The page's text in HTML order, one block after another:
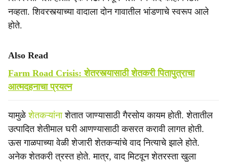
नव्हता. शिवरस्त्याच्या वादाला दोन गावातील भांडणाचे स्वरूप आले
होते.
Also Read
Farm Road Crisis: शेतरस्त्यासाठी शेतकरी पितापुत्राचा
आत्मदहनाचा प्रयत्न
यामुळेशेतकऱ्यांनाशेतात जाण्यासाठी गैरसोय कायम होती. शेतातील
उत्पादित शेतीमाल घरी आणण्यासाठी कसरत करावी लागत होती.
ऊस गाळपाच्या वेळी शेजारी शेतकऱ्यांचे वाद नित्याचे झाले होते.
अनेक शेतकरी त्रस्त होते. मात्र, वाद मिटवून शेतरस्ता खुला